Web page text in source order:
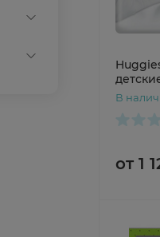
N20
В
от 1